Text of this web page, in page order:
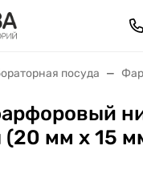
посуда
мм х 15